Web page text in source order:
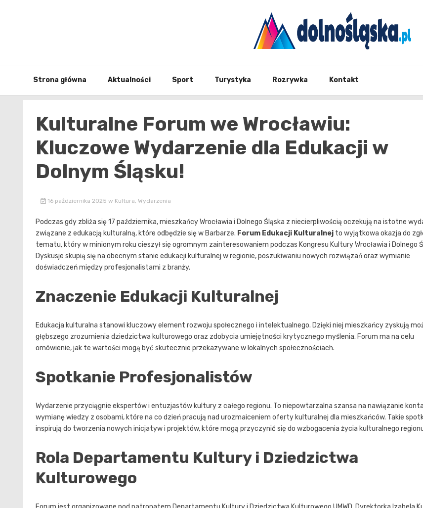
Strona główna Aktualności Sport Turystyka Rozrywka Kontakt
Kulturalne Forum we Wrocławiu:
Kluczowe Wydarzenie dla Edukacji w
Dolnym Śląsku!
16 października 2025 w Kultura, Wydarzenia
Podczas gdy zbliża się 17 października, mieszkańcy Wrocławia i Dolnego Śląska z niecierpliwością oczekują na istotne
związane z edukacją kulturalną, które odbędzie się w Barbarze. Forum Edukacji Kulturalnej to wyjątkowa okazja do
tematu, który w minionym roku cieszył się ogromnym zainteresowaniem podczas Kongresu Kultury Wrocławia i Dolnego
Dyskusje skupią się na obecnym stanie edukacji kulturalnej w regionie, poszukiwaniu nowych rozwiązań oraz wymianie
doświadczeń między profesjonalistami z branży.
Znaczenie Edukacji Kulturalnej
Edukacja kulturalna stanowi kluczowy element rozwoju społecznego i intelektualnego. Dzięki niej mieszkańcy zyskują
głębszego zrozumienia dziedzictwa kulturowego oraz zdobycia umiejętności krytycznego myślenia. Forum ma na celu
omówienie, jak te wartości mogą być skutecznie przekazywane w lokalnych społecznościach.
Spotkanie Profesjonalistów
Wydarzenie przyciągnie ekspertów i entuzjastów kultury z całego regionu. To niepowtarzalna szansa na nawiązanie
wymianę wiedzy z osobami, które na co dzień pracują nad urozmaiceniem oferty kulturalnej dla mieszkańców. Takie
inspirują do tworzenia nowych inicjatyw i projektów, które mogą przyczynić się do wzbogacenia życia kulturalnego
Rola Departamentu Kultury i Dziedzictwa
Kulturowego